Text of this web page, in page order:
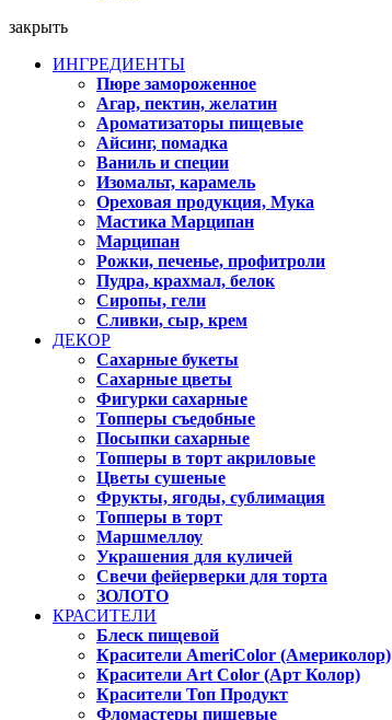
закрыть
ИНГРЕДИЕНТЫ
Пюре замороженное
Агар, пектин, желатин
Ароматизаторы пищевые
Айсинг, помадка
Ваниль и специи
Изомальт, карамель
Ореховая продукция, Мука
Мастика Марципан
Марципан
Рожки, печенье, профитроли
Пудра, крахмал, белок
Сиропы, гели
Сливки, сыр, крем
ДЕКОР
Сахарные букеты
Сахарные цветы
Фигурки сахарные
Топперы съедобные
Посыпки сахарные
Топперы в торт акриловые
Цветы сушеные
Фрукты, ягоды, сублимация
Топперы в торт
Маршмеллоу
Украшения для куличей
Свечи фейерверки для торта
ЗОЛОТО
КРАСИТЕЛИ
Блеск пищевой
Красители AmeriColor (Америколор)
Красители Art Color (Арт Колор)
Красители Топ Продукт
Фломастеры пищевые